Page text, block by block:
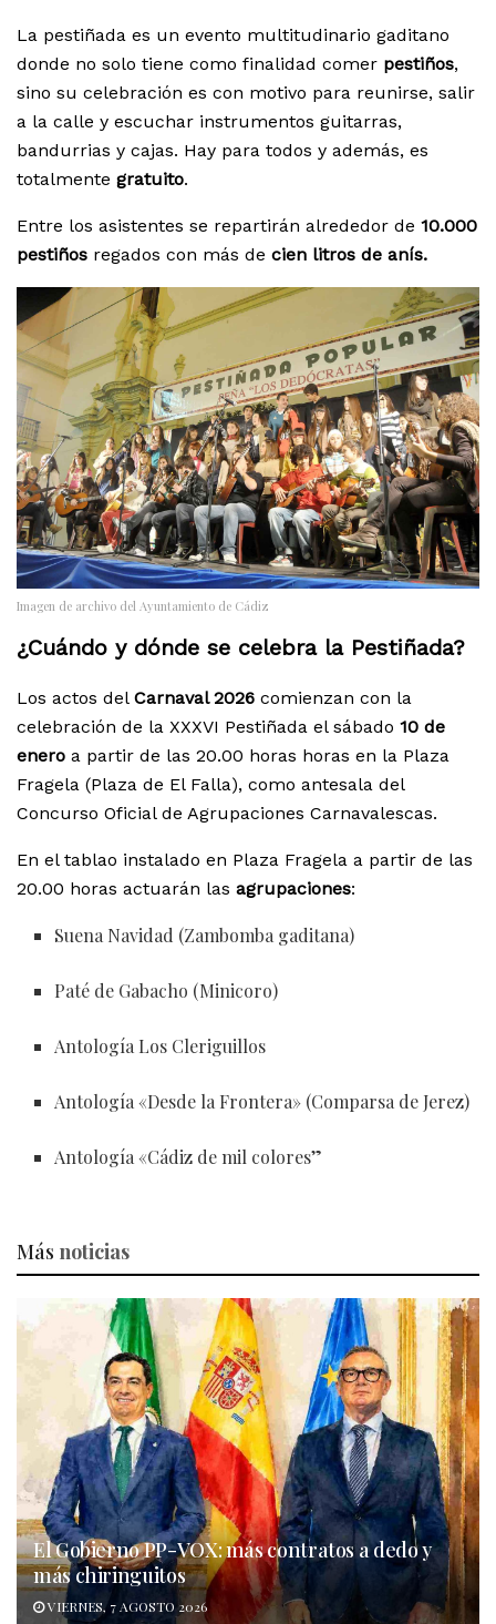
La pestiñada es un evento multitudinario gaditano
donde no solo tiene como finalidad comer pestiños,
sino su celebración es con motivo para reunirse, salir
a la calle y escuchar instrumentos guitarras,
bandurrias y cajas. Hay para todos y además, es
totalmente gratuito.
Entre los asistentes se repartirán alrededor de 10.000
pestiños regados con más de cien litros de anís.
Imagen de archivo del Ayuntamiento de Cádiz
¿Cuándo y dónde se celebra la Pestiñada?
Los actos del Carnaval 2026 comienzan con la
celebración de la XXXVI Pestiñada el sábado 10 de
enero a partir de las 20.00 horas horas en la Plaza
Fragela (Plaza de El Falla), como antesala del
Concurso Oficial de Agrupaciones Carnavalescas.
En el tablao instalado en Plaza Fragela a partir de las
20.00 horas actuarán las agrupaciones:
Suena Navidad (Zambomba gaditana)
Paté de Gabacho (Minicoro)
Antología Los Cleriguillos
Antología «Desde la Frontera» (Comparsa de Jerez)
Antología «Cádiz de mil colores”
Más noticias
El Gobierno PP-VOX: más contratos a dedo y
más chiringuitos
VIERNES, 7 AGOSTO 2026